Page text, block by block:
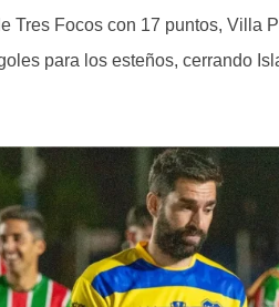
Tres Focos con 17 puntos, Villa
para los esteños, cerrando